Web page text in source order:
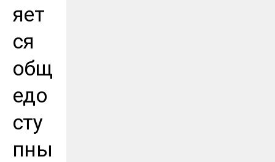
яет
ся
общ
едо
сту
пны